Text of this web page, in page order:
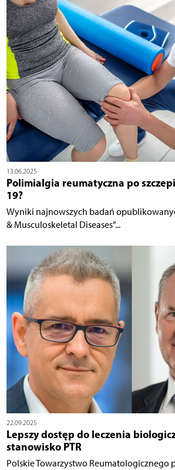
13.06.2025
Polimialgia reumatyczna po
19?
Wyniki najnowszych badań
& Musculoskeletal Diseases”...
22.09.2025
Lepszy dostęp do leczenia
stanowisko PTR
Polskie Towarzystwo Reumatologicznego